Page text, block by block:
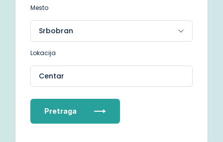
Mesto
Lokacija
Centar
Pretraga